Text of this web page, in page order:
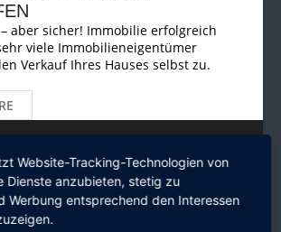
aber sicher! Immobilie erfolgreich
viele Immobilieneigentümer
Verkauf Ihres Hauses selbst zu.
Website-Tracking-Technologien von
Dienste anzubieten, stetig zu
Werbung entsprechend den Interessen